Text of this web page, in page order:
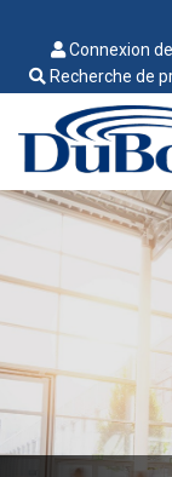
Connexion
Recherche de